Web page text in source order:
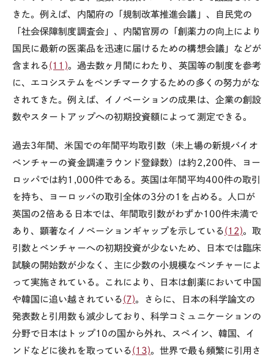
きた。例えば、内閣府の「規制改革推進会議」、自民党の
「社会保障制度調査会」、内閣官房の「創薬力の向上により
国民に最新の医薬品を迅速に届けるための構想会議」などが
含まれる (11)。過去数ヶ月間にわたり、英国等の制度を参考
に、エコシステムをベンチマークするための多くの努力がな
されてきた。例えば、イノベーションの成果は、企業の創設
数やスタートアップへの初期投資額によって測定できる。
過去3年間、米国での年間平均取引数（未上場の新規バイオ
ベンチャーの資金調達ラウンド登録数）は約2,200件、ヨー
ロッパでは約1,000件である。英国は年間平均400件の取引
を持ち、ヨーロッパの取引全体の3分の1を占める。人口が
英国の2倍ある日本では、年間取引数がわずか100件未満で
あり、顕著なイノベーションギャップを示している (12)。取
引数とベンチャーへの初期投資が少ないため、日本では臨床
試験の開始数が少なく、主に少数の小規模なベンチャーによ
って実施されている。これにより、日本は創薬において中国
や韓国に追い越されている (7)。さらに、日本の科学論文の
発表数と引用数も減少しており、科学コミュニケーションの
分野で日本はトップ10の国から外れ、スペイン、韓国、イ
ンドなどに後れを取っている (13)。世界で最も頻繁に引用さ